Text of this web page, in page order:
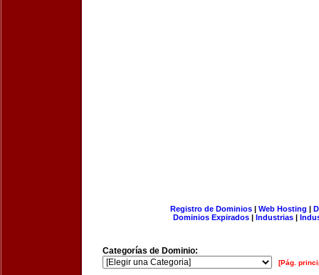
Registro de Dominios| Web Hosting |
Dominios Expirados | Industrias |
Categorías de Dominio:
[Pág.